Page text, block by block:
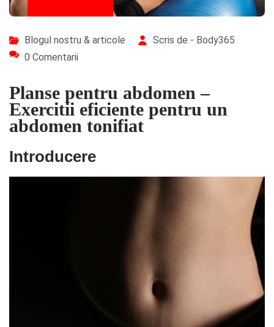
Blogul nostru & articole
Scris de - Body365
0 Comentarii
Planse pentru abdomen –
Exercitii eficiente pentru un
abdomen tonifiat
Introducere